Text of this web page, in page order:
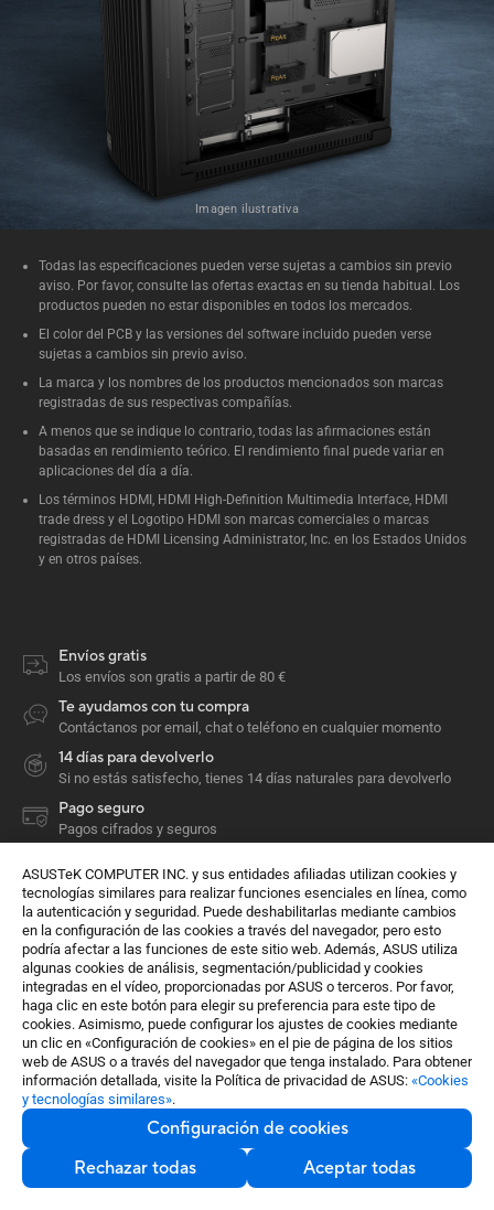
ASUSTeK COMPUTER INC. y sus entidades afiliadas utilizan cookies y
tecnologías similares para realizar funciones esenciales en línea, como
la autenticación y seguridad. Puede deshabilitarlas mediante cambios
en la configuración de las cookies a través del navegador, pero esto
podría afectar a las funciones de este sitio web. Además, ASUS utiliza
algunas cookies de análisis, segmentación/publicidad y cookies
integradas en el vídeo, proporcionadas por ASUS o terceros. Por favor,
haga clic en este botón para elegir su preferencia para este tipo de
cookies. Asimismo, puede configurar los ajustes de cookies mediante
un clic en «Configuración de cookies» en el pie de página de los sitios
web de ASUS o a través del navegador que tenga instalado. Para obtener
información detallada, visite la Política de privacidad de ASUS: «Cookies
y tecnologías similares».
Configuración de cookies
Rechazar todas
Aceptar todas
Imagen ilustrativa
Todas las especificaciones pueden verse sujetas a cambios sin previo
aviso. Por favor, consulte las ofertas exactas en su tienda habitual. Los
productos pueden no estar disponibles en todos los mercados.
El color del PCB y las versiones del software incluido pueden verse
sujetas a cambios sin previo aviso.
La marca y los nombres de los productos mencionados son marcas
registradas de sus respectivas compañías.
A menos que se indique lo contrario, todas las afirmaciones están
basadas en rendimiento teórico. El rendimiento final puede variar en
aplicaciones del día a día.
Los términos HDMI, HDMI High-Definition Multimedia Interface, HDMI
trade dress y el Logotipo HDMI son marcas comerciales o marcas
registradas de HDMI Licensing Administrator, Inc. en los Estados Unidos
y en otros países.
Envíos gratis
Los envíos son gratis a partir de 80 €
Te ayudamos con tu compra
Contáctanos por email, chat o teléfono en cualquier momento
14 días para devolverlo
Si no estás satisfecho, tienes 14 días naturales para devolverlo
Pago seguro
Pagos cifrados y seguros
Placas base / componentes Chasis
ProArt
ProArt PA602 Wood Edition - Metal Panel
Comprar y más información
Quiénes somos
Soporte
Más información
Obtén las últimas ofertas y más
Inscríbete